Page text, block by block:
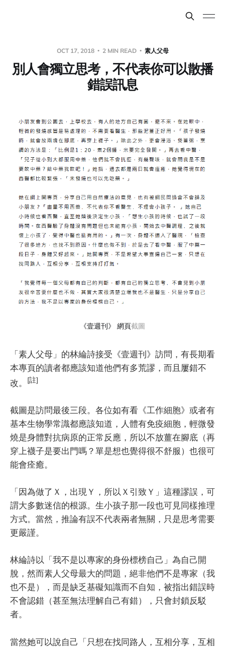
OCT 17, 2018 2 MIN READ 素人父母
別人會獨立思考，不代表你可以散播
錯誤訊息
《壹週刊》 網頁截圖
「素人父母」的林綸詩接受《壹週刊》訪問，有長期看
本專頁的讀者都應該知道他們有多荒謬，而且屢錯不
改。
[註]
截圖是訪問最後三段。各位如有看《工作細胞》或者有
基本生物學常識都應該知道，人體有免疫細胞，輕微發
燒是身體對抗病原的正常反應，所以不放薑在腳底（再
穿上襪子是要出門嗎？單是想也覺得很不舒服）也很可
能會痊癒。
「因為做了Ｘ，出現Ｙ，所以Ｘ引致Ｙ」這種謬誤，可
謂大多數迷信的根源。生小孩子那一段也可見同樣推理
方式。當然，推論有誤不代表兩者無關，只是思考需要
更嚴謹。
林綸詩以「我不是以專家的身份標榜自己」為自己開
脫，然而素人父母最大的問題，絕非他們不是專家（我
也不是），而是缺乏基礙知識而不自知，被指出錯誤時
不會認錯（甚至無法理解自己有錯），只會封鎖反駁
者。
當然她可以說自己「只想在找同路人，互相分享，互相